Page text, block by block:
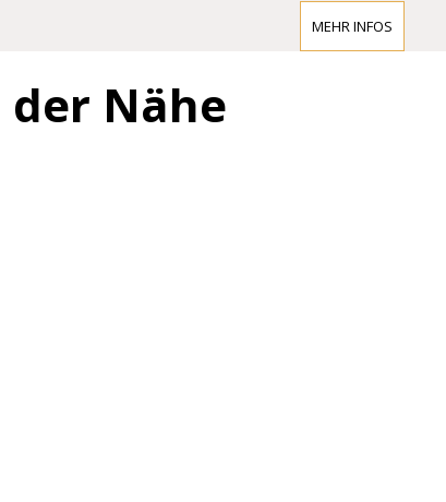
MEHR INFOS
Nähe